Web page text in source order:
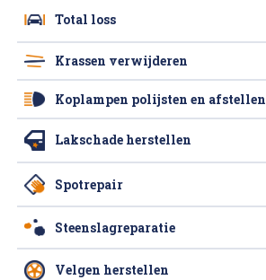
Total loss
Krassen verwijderen
Koplampen polijsten en afstellen
Lakschade herstellen
Spotrepair
Steenslagreparatie
Velgen herstellen